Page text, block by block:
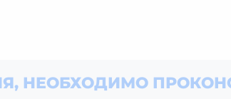
НЕОБХОДИМО